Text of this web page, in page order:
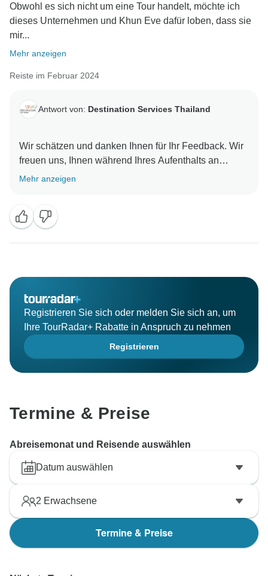
Obwohl es sich nicht um eine Tour handelt, möchte ich
dieses Unternehmen und Khun Eve dafür loben, dass sie
mir...
Mehr anzeigen
Reiste im Februar 2024
Antwort von: Destination Services Thailand
Wir schätzen und danken Ihnen für Ihr Feedback. Wir
freuen uns, Ihnen während Ihres Aufenthalts an
unserem Reiseziel behilflich sein zu können und
Mehr anzeigen
Registrieren Sie sich oder melden Sie sich an, um
Ihre TourRadar+ Rabatte in Anspruch zu nehmen
Registrieren
Termine & Preise
Abreisemonat und Reisende auswählen
Datum auswählen
2 Erwachsene
Termine & Preise